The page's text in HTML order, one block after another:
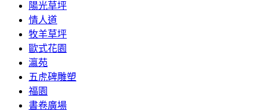
陽光草坪
情人道
牧羊草坪
歐式花園
瀛苑
五虎碑雕塑
福園
書卷廣場